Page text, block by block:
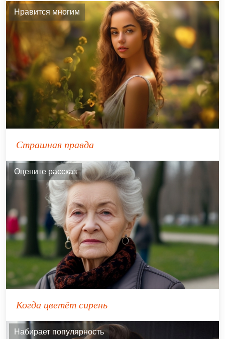
Нравится многим
Страшная правда
Оцените рассказ
Когда цветёт сирень
Набирает популярность